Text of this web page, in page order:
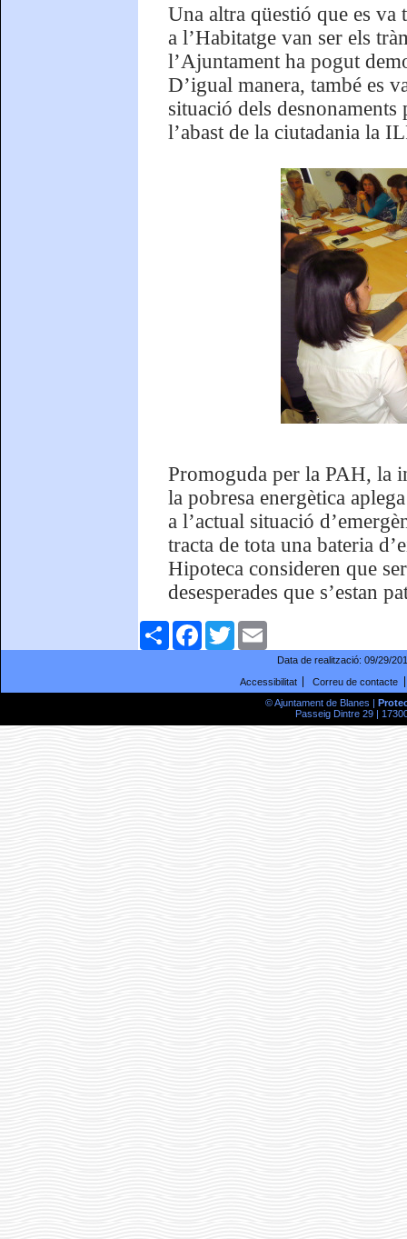
Una altra qüestió que es
a l’Habitatge van ser els
l’Ajuntament ha pogut
D’igual manera, també es
situació dels
l’abast de la ciutadania la
Promoguda per la PAH, la
la pobresa energètica
a l’actual situació
tracta de tota una bateria
Hipoteca consideren que
desesperades que s’estan
ComparteixFacebookTwitter
Data de realització: 09/29/
Accessibilitat
Correu de contacte
© Ajuntament de Blanes |
Passeig Dintre 29 |